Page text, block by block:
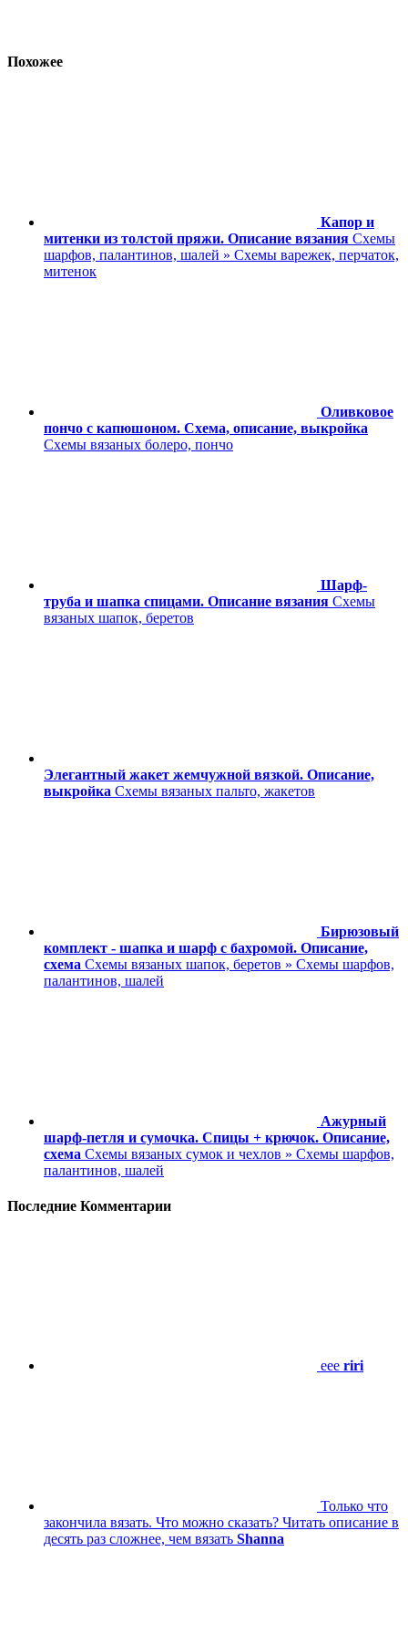
Похожее
Капор и
митенки из толстой пряжи. Описание вязания Схемы
шарфов, палантинов, шалей » Схемы варежек, перчаток,
митенок
Оливковое
пончо с капюшоном. Схема, описание, выкройка
Схемы вязаных болеро, пончо
Шарф-
труба и шапка спицами. Описание вязания Схемы
вязаных шапок, беретов
Элегантный жакет жемчужной вязкой. Описание,
выкройка Схемы вязаных пальто, жакетов
Бирюзовый
комплект - шапка и шарф с бахромой. Описание,
схема Схемы вязаных шапок, беретов » Схемы шарфов,
палантинов, шалей
Ажурный
шарф-петля и сумочка. Спицы + крючок. Описание,
схема Схемы вязаных сумок и чехлов » Схемы шарфов,
палантинов, шалей
Последние Комментарии
eee riri
Только что
закончила вязать. Что можно сказать? Читать описание в
десять раз сложнее, чем вязать Shanna